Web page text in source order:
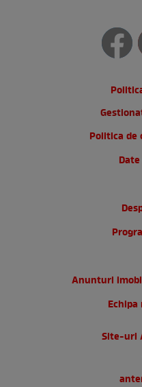
Politica
Anunturi
Site-uri